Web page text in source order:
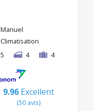
Manuel
Climatisation
5
4 4
9.96 Excellent
(50 avis)